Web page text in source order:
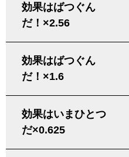
効果はばつぐん
だ！×2.56
効果はばつぐん
だ！×1.6
効果はいまひとつ
だ×0.625